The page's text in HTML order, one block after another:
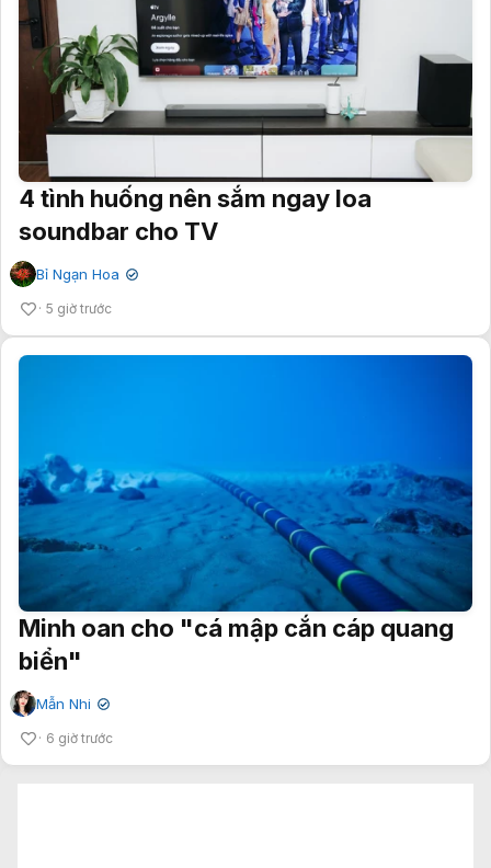
4 tình huống nên sắm ngay loa
soundbar cho TV
Bỉ Ngạn Hoa ✔
5 giờ trước
Minh oan cho "cá mập cắn cáp quang
biển"
Mẫn Nhi ✔
6 giờ trước